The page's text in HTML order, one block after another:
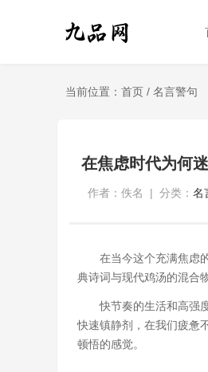
当前位置： 首页 / 名言警句
在焦虑时代为何
作者：佚名 | 分类： 名
在当今这个充满焦虑
典诗词与现代鸡汤的混合
快节奏的生活和高强
快速镇静剂，在我们疲惫
顿悟的感觉。